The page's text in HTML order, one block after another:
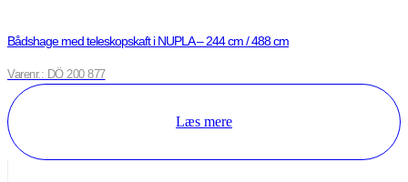
Bådshage med teleskopskaft i NUPLA – 244 cm / 488 cm
Varenr.: DÖ 200 877
Læs mere